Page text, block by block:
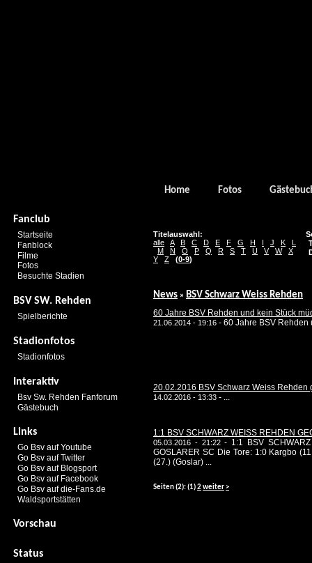
Home Fotos
Fanclub
Startseite
Fanblock
Filme
Fotos
Besuchte Stadien
BSV SW. Rehden
Spielberichte
Stadionfotos
Stadionfotos
Interaktiv
Bsv Sw. Rehden Fanforum
Gästebuch
Links
Go Bsv auf Youtube
Go Bsv auf Twitter
Go Bsv auf Blogsport
Go Bsv auf Facebook
Go Bsv auf die-Fans.de
Waldsportstätten
Vorschau
Status
Titelauswahl:
alle
A B C D E F G H I J K
L
M
N O P Q R S T U V W
X
Y
Z (0-9)
News » BSV Schwarz Weiss Rehden
60 Jahre BSV Rehden und kein Stück
21.06.2014 - 19:16 - 60 Jahre BSV Rehden
20.02.2016 BSV Schwarz Weiss Rehden
14.02.2016 - 13:33 - ...
1:1 BSV SCHWARZ WEISS REHDEN
05.03.2016 - 21:22- 1:1 BSV
GOSLARER SC Die Tore: 1:0 Kargbo
(27.) (Goslar) ...
Seiten(2):(1)2weiter >